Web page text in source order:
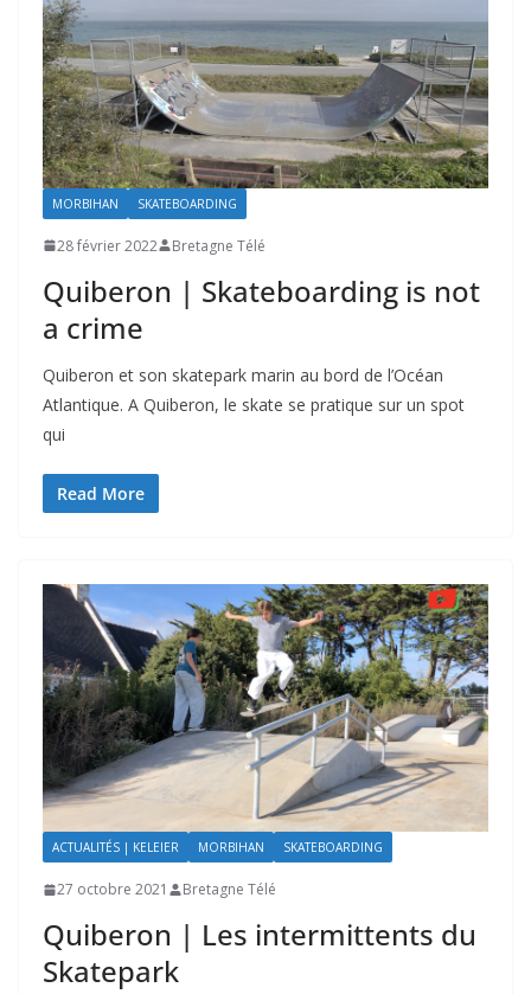
MORBIHAN SKATEBOARDING
28 février 2022 Bretagne Télé
Quiberon | Skateboarding is not
a crime
Quiberon et son skatepark marin au bord de l’Océan
Atlantique. A Quiberon, le skate se pratique sur un spot
qui
Read More
ACTUALITÉS | KELEIER MORBIHAN SKATEBOARDING
27 octobre 2021 Bretagne Télé
Quiberon | Les intermittents du
Skatepark